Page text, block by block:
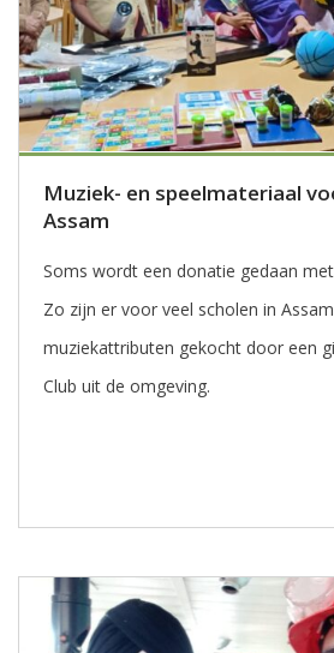
Muziek- en speelmateriaal
Assam
Soms wordt een donatie gedaan
Zo zijn er voor veel scholen in
muziekattributen gekocht door een
Club uit de omgeving.